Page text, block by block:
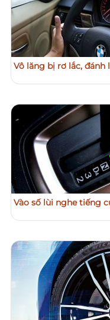
Vô lăng bị rơ lắc, đánh
Vào số lùi nghe tiếng